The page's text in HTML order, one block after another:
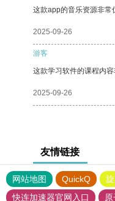
这款app的音乐资源非常
2025-09-26
游客
这款学习软件的课程内
2025-09-26
友情链接
网站地图 QuickQ
快连加速器官网入口